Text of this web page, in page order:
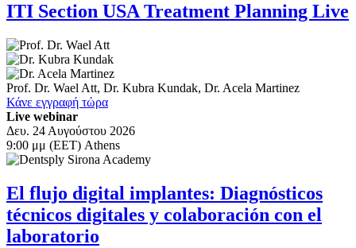
ITI Section USA Treatment Planning Live
Prof. Dr. Wael Att, Dr. Kubra Kundak, Dr. Acela Martinez
Κάνε εγγραφή τώρα
Live webinar
Δευ. 24 Αυγούστου 2026
9:00 μμ (EET) Athens
El flujo digital implantes: Diagnósticos
técnicos digitales y colaboración con el
laboratorio